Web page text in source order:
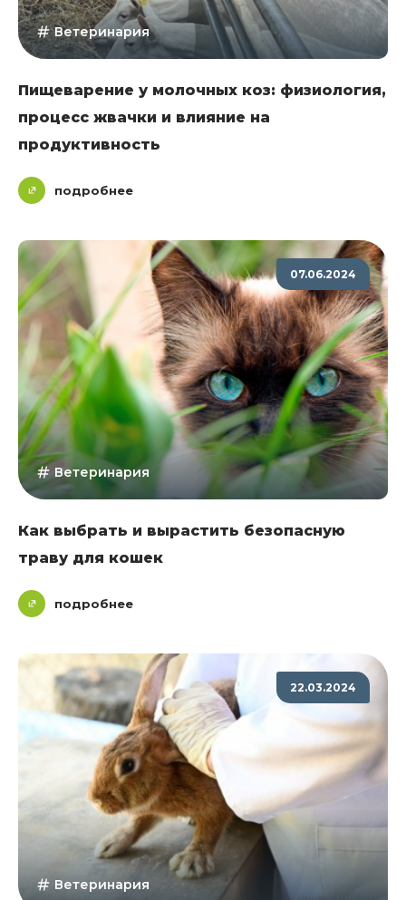
Ветеринария
Пищеварение у молочных коз: физиология,
процесс жвачки и влияние на
продуктивность
подробнее
07.06.2024
Ветеринария
Как выбрать и вырастить безопасную
траву для кошек
подробнее
22.03.2024
Ветеринария